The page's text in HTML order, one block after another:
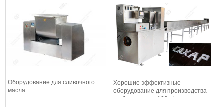
Оборудование для сливочного
масла
Хорошие эффективные
оборудование для производства
грубого сахара 100кг/ч